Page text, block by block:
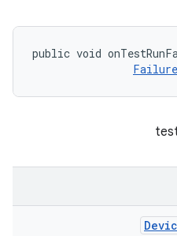
public void